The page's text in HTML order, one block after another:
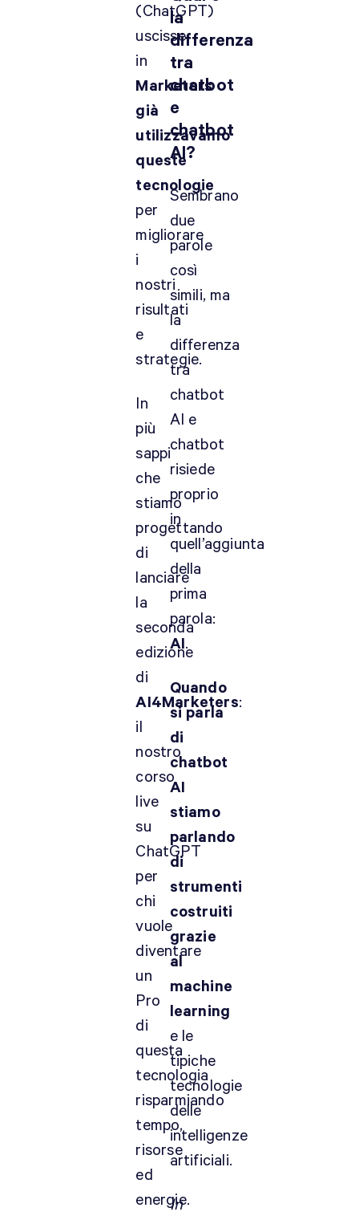
(ChatGPT)
uscisse,
in
Marketers
già
utilizzavamo
queste
tecnologie
per
migliorare
i
nostri
risultati
e
strategie.
In
più
sappi
che
stiamo
progettando
di
lanciare
la
seconda
edizione
di
AI4Marketers:
il
nostro
corso
live
su
ChatGPT
per
chi
vuole
diventare
un
Pro
di
questa
tecnologia
risparmiando
tempo,
risorse
ed
energie.
la
differenza
tra
chatbot
e
chatbot
AI?
Sembrano
due
parole
così
simili, ma
la
differenza
tra
chatbot
AI e
chatbot
risiede
proprio
in
quell’aggiunta
della
prima
parola:
AI.
Quando
si parla
di
chatbot
AI
stiamo
parlando
di
strumenti
costruiti
grazie
al
machine
learning
e le
tipiche
tecnologie
delle
intelligenze
artificiali.
In